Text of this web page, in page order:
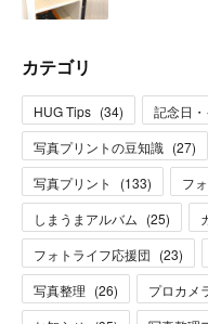
カテゴリ
HUG Tips (34) 記念日
写真プリントの豆知識 (27)
写真プリント
(133) フ
しまうまアルバム (25)
フォトライフ応援団 (23)
写真整理 (26) プロカメ